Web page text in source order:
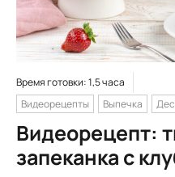
Время готовки: 1,5 часа
Видеорецепты
Выпечка
Видеорецепт:
запеканка с